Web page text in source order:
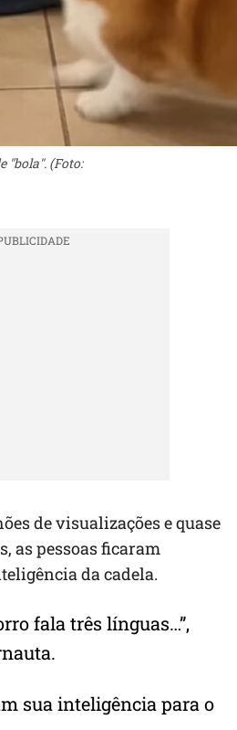
"bola". (Foto:
de visualizações e quase
as pessoas ficaram
da cadela.
fala três línguas…”,
sua inteligência para o